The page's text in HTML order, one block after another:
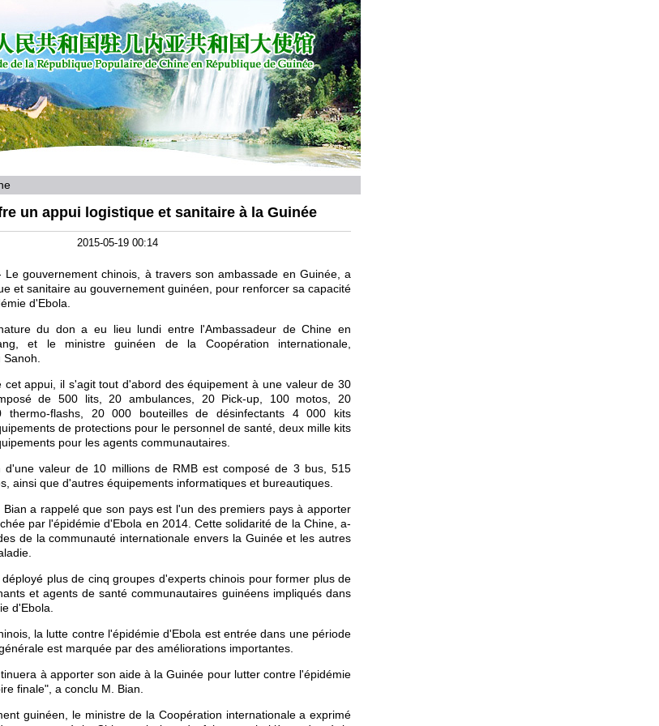
un appui logistique et sanitaire à la Guinée
2015-05-19 00:14
Le gouvernement chinois, à travers son ambassade en Guinée, a
et sanitaire au gouvernement guinéen, pour renforcer sa capacité
d'Ebola.
du don a eu lieu lundi entre l'Ambassadeur de Chine en
et le ministre guinéen de la Coopération internationale,
cet appui, il s'agit tout d'abord des équipement à une valeur de 30
de 500 lits, 20 ambulances, 20 Pick-up, 100 motos, 20
thermo-flashs, 20 000 bouteilles de désinfectants 4 000 kits
de protections pour le personnel de santé, deux mille kits
pour les agents communautaires.
d'une valeur de 10 millions de RMB est composé de 3 bus, 515
ainsi que d'autres équipements informatiques et bureautiques.
a rappelé que son pays est l'un des premiers pays à apporter
par l'épidémie d'Ebola en 2014. Cette solidarité de la Chine, a-
de la communauté internationale envers la Guinée et les autres
plus de cinq groupes d'experts chinois pour former plus de
et agents de santé communautaires guinéens impliqués dans
d'Ebola.
la lutte contre l'épidémie d'Ebola est entrée dans une période
est marquée par des améliorations importantes.
à apporter son aide à la Guinée pour lutter contre l'épidémie
finale", a conclu M. Bian.
guinéen, le ministre de la Coopération internationale a exprimé